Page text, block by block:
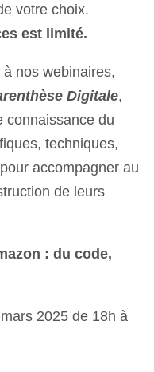
votre choix.
est limité.
nos webinaires,
Digitale,
connaissance du
techniques,
accompagner au
de leurs
: du code,
2025 de 18h à